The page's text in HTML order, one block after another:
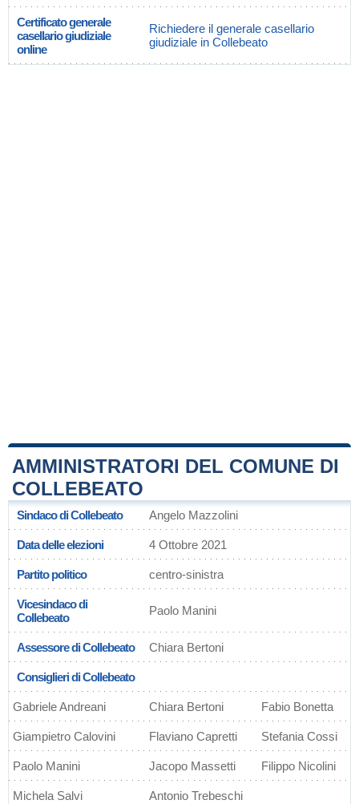
Certificato generale
casellario giudiziale
online
Richiedere il generale casellario
giudiziale in Collebeato
AMMINISTRATORI DEL COMUNE DI
COLLEBEATO
Sindaco di Collebeato Angelo Mazzolini
Data delle elezioni 4 Ottobre 2021
Partito politico centro-sinistra
Vicesindaco di
Collebeato
Paolo Manini
Assessore di Collebeato Chiara Bertoni
Consiglieri di Collebeato
Gabriele Andreani Chiara Bertoni Fabio Bonetta
Giampietro Calovini Flaviano Capretti Stefania Cossi
Paolo Manini Jacopo Massetti Filippo Nicolini
Michela Salvi Antonio Trebeschi